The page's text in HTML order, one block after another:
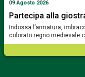
09 Agosto 2026
Partecipa alla
Indossa l’armatura,
colorato regno medievale